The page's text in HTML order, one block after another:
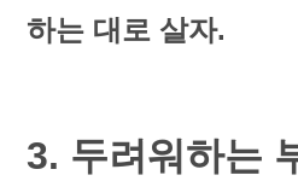
하는 대로 살자.
3. 두려워하는